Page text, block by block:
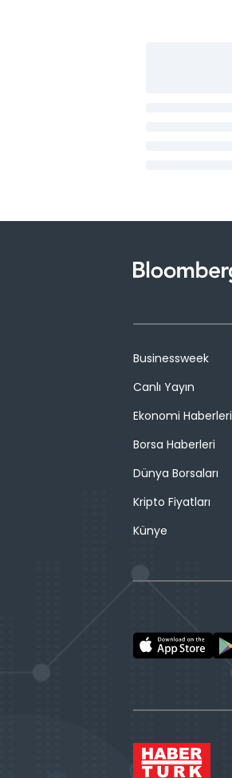
Businessweek
Canlı Yayın
Ekonomi Haberleri
Borsa Haberleri
Dünya Borsaları
Kripto Fiyatları
Künye